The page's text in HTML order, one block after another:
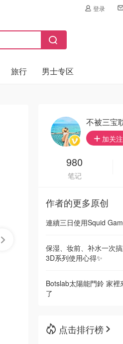
登录
旅行 男士专区
不被三宝
加关注
980
笔记
作者的更多原创
連續三日使用Squid
保湿、妆前、补水一次
3D系列使用心得✨
Botslab太陽能門鈴 家裡
了
点击排行榜